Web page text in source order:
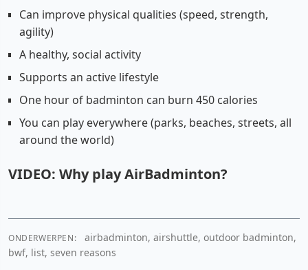
Can improve physical qualities (speed, strength,
agility)
A healthy, social activity
Supports an active lifestyle
One hour of badminton can burn 450 calories
You can play everywhere (parks, beaches, streets, all
around the world)
VIDEO: Why play AirBadminton?
YouTube video
ONDERWERPEN:
airbadminton, airshuttle, outdoor badminton,
bwf, list, seven reasons